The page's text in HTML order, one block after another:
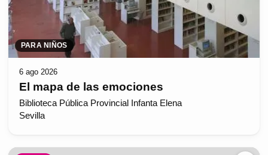
PARA NIÑOS
6 ago 2026
El mapa de las emociones
Biblioteca Pública Provincial Infanta Elena
Sevilla